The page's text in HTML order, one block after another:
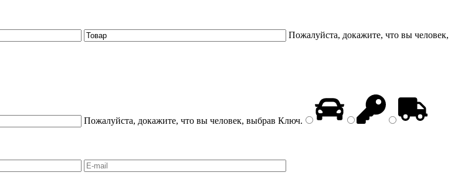
Пожалуйста, докажите, что вы человек,
Пожалуйста, докажите, что вы человек, выбрав Ключ.